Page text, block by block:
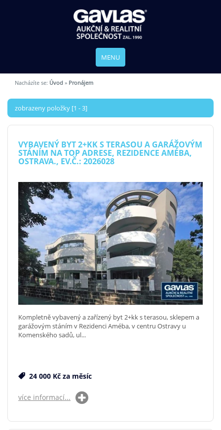
MENU
Nacházíte se: Úvod » Pronájem
zobrazeny položky [1 - 3]
VYBAVENÝ BYT 2+KK S TERASOU A GARÁŽOVÝM
STÁNÍM NA TOP ADRESE, REZIDENCE AMÉBA,
OSTRAVA., EV.Č.: 2026028
Kompletně vybavený a zařízený byt 2+kk s terasou, sklepem a
garážovým stáním v Rezidenci Améba, v centru Ostravy u
Komenského sadů, ul...
24 000 Kč za měsíc
více informací...